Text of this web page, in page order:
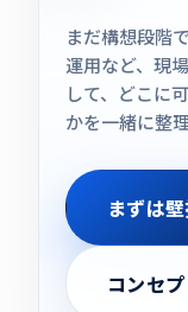
まだ構想段階
運用など、現
して、どこに
かを一緒に整
まずは
コンセ